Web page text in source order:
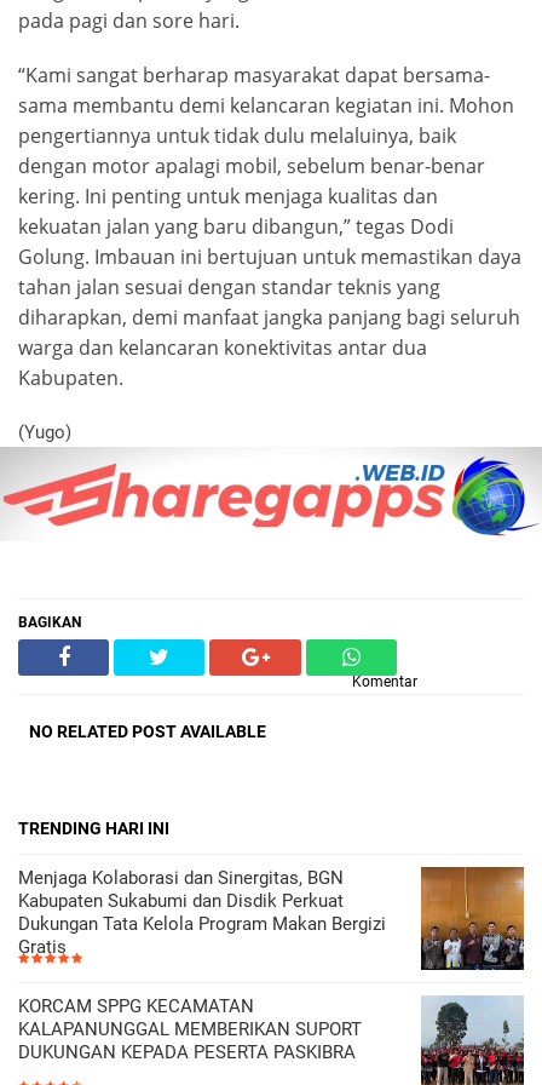
pada pagi dan sore hari.
“Kami sangat berharap masyarakat dapat bersama-
sama membantu demi kelancaran kegiatan ini. Mohon
pengertiannya untuk tidak dulu melaluinya, baik
dengan motor apalagi mobil, sebelum benar-benar
kering. Ini penting untuk menjaga kualitas dan
kekuatan jalan yang baru dibangun,” tegas Dodi
Golung. Imbauan ini bertujuan untuk memastikan daya
tahan jalan sesuai dengan standar teknis yang
diharapkan, demi manfaat jangka panjang bagi seluruh
warga dan kelancaran konektivitas antar dua
Kabupaten.
(Yugo)
BAGIKAN
Komentar
NO RELATED POST AVAILABLE
TRENDING HARI INI
Menjaga Kolaborasi dan Sinergitas, BGN
Kabupaten Sukabumi dan Disdik Perkuat
Dukungan Tata Kelola Program Makan Bergizi
Gratis
KORCAM SPPG KECAMATAN
KALAPANUNGGAL MEMBERIKAN SUPORT
DUKUNGAN KEPADA PESERTA PASKIBRA